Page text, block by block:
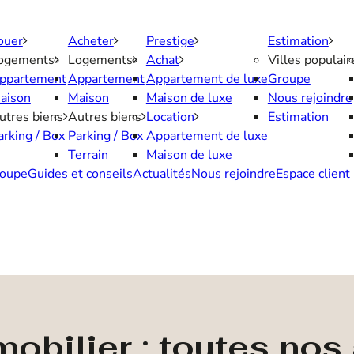
biens
/ Box
Acheter
Logements
Appartement
Maison
Autres biens
Parking / Box
Terrain
Prestige
Achat
Appartement de luxe
Maison de luxe
Location
Appartement de luxe
Maison de luxe
Estimation
Villes
Groupe
Nous rejoindre
Estimation
Guides et conseilsActualitésNous rejoindreEspace client